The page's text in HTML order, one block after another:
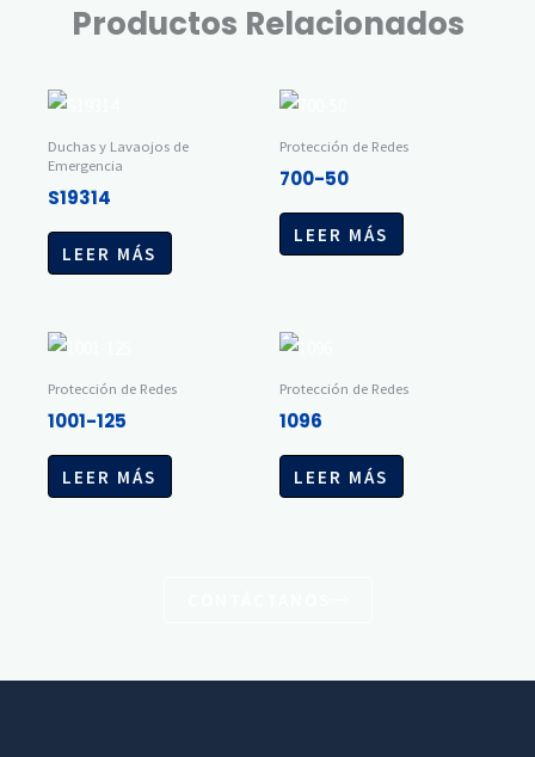
Productos Relacionados
Duchas y Lavaojos de
Emergencia
S19314
LEER MÁS
Protección de Redes
700-50
LEER MÁS
Protección de Redes
1001-125
LEER MÁS
Protección de Redes
1096
LEER MÁS